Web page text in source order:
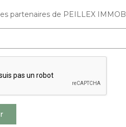
partenaires de PEILLEX